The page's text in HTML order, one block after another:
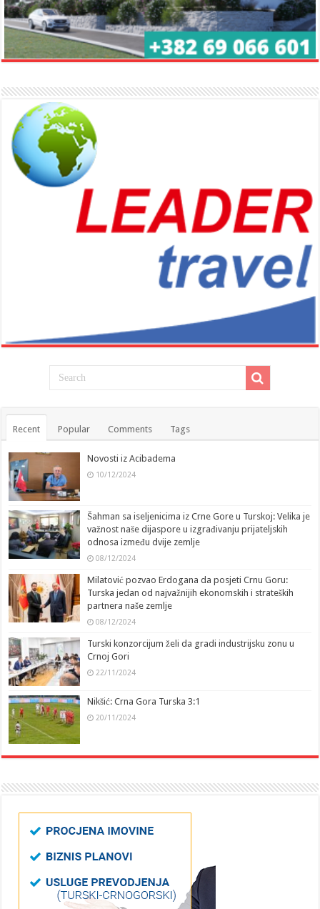
Recent Popular Comments Tags
Novosti iz Acibadema
10/12/2024
Šahman sa iseljenicima iz Crne Gore u Turskoj: Velika je
važnost naše dijaspore u izgrađivanju prijateljskih
odnosa između dvije zemlje
08/12/2024
Milatović pozvao Erdogana da posjeti Crnu Goru:
Turska jedan od najvažnijih ekonomskih i strateških
partnera naše zemlje
08/12/2024
Turski konzorcijum želi da gradi industrijsku zonu u
Crnoj Gori
22/11/2024
Nikšić: Crna Gora Turska 3:1
20/11/2024